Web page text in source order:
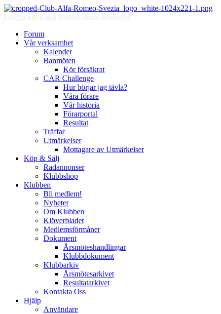
| |
Forum
Vår verksamhet
Kalender
Banmöten
Kör försäkrat
CAR Challenge
Hur börjar jag tävla?
Våra förare
Vår historia
Förarportal
Resultat
Träffar
Utmärkelser
Mottagare av Utmärkelser
Köp & Sälj
Radannonser
Klubbshop
Klubben
Bli medlem!
Nyheter
Om Klubben
Klöverbladet
Medlemsförmåner
Dokument
Årsmöteshandlingar
Klubbdokument
Klubbarkiv
Årsmötesarkivet
Resultatarkivet
Kontakta Oss
Hjälp
Användare